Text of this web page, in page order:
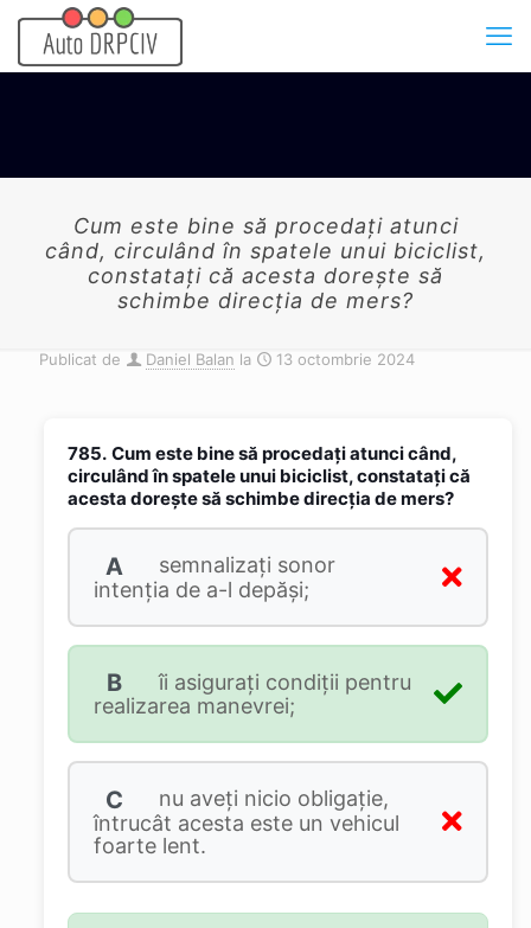
Cum este bine să procedaţi atunci
când, circulând în spatele unui biciclist,
constataţi că acesta doreşte să
schimbe direcţia de mers?
Publicat de Daniel Balan la 13 octombrie 2024
785. Cum este bine să procedaţi atunci când,
circulând în spatele unui biciclist, constataţi că
acesta doreşte să schimbe direcţia de mers?
A
semnalizaţi sonor
intenţia de a-l depăşi;
B
îi asiguraţi condiţii pentru
realizarea manevrei;
C
nu aveţi nicio obligaţie,
întrucât acesta este un vehicul
foarte lent.